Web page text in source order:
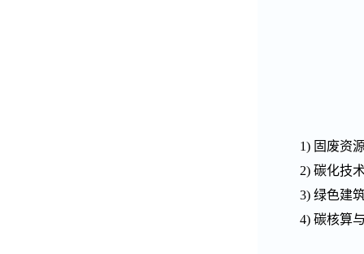
1) 固废资
2) 碳化技
3) 绿色建
4) 碳核算